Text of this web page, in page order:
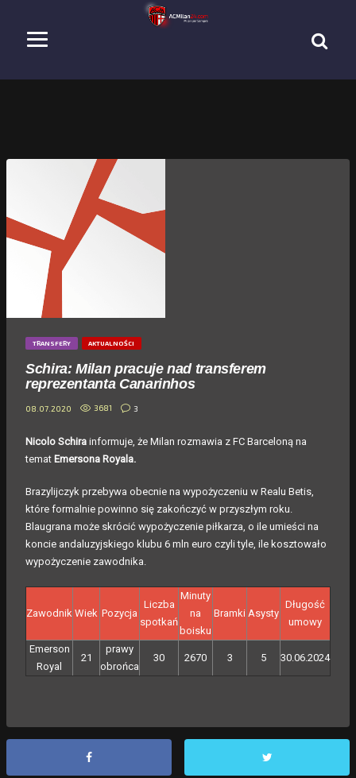
TRANSFERY AKTUALNOŚCI
Schira: Milan pracuje nad transferem
reprezentanta Canarinhos
08.07.2020 3681 3
Nicolo Schira informuje, że Milan rozmawia z FC Barceloną na
temat Emersona Royala.
Brazylijczyk przebywa obecnie na wypożyczeniu w Realu Betis,
które formalnie powinno się zakończyć w przyszłym roku.
Blaugrana może skrócić wypożyczenie piłkarza, o ile umieści na
koncie andaluzyjskiego klubu 6 mln euro czyli tyle, ile kosztowało
wypożyczenie zawodnika.
Zawodnik Wiek Pozycja
Liczba
spotkań
Minuty
na
boisku
Bramki Asysty
Długość
umowy
Emerson
Royal
21
prawy
obrońca
30 2670 3 5 30.06.2024